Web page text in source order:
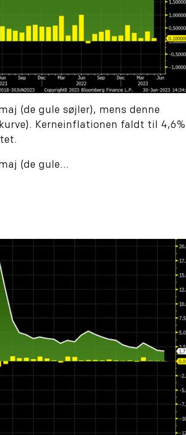
(de gule søjler), mens denne
Kerneinflationen faldt til 4,6%
(de gule...